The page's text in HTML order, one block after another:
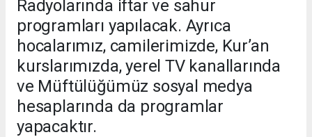
Radyolarında iftar ve sahur
programları yapılacak. Ayrıca
hocalarımız, camilerimizde, Kur’an
kurslarımızda, yerel TV kanallarında
ve Müftülüğümüz sosyal medya
hesaplarında da programlar
yapacaktır.